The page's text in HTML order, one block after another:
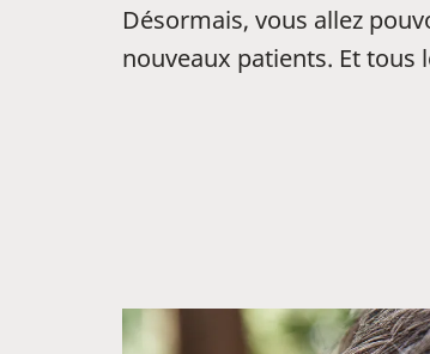
Désormais, vous allez
nouveaux patients. Et tous